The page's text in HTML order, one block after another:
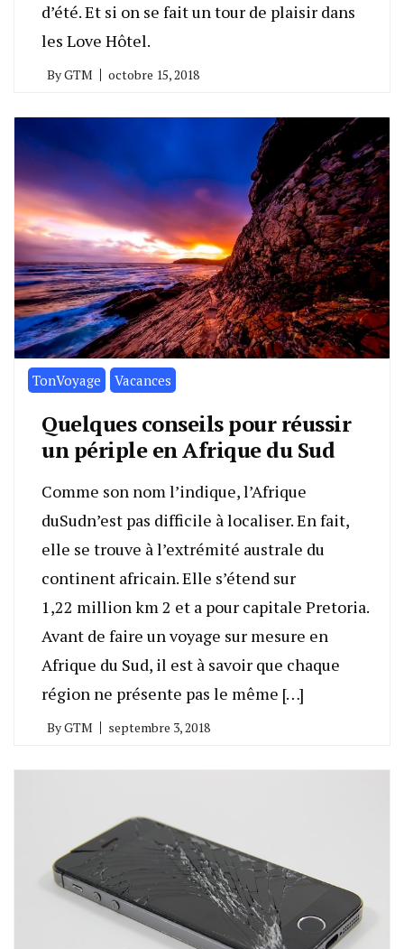
d’été. Et si on se fait un tour de plaisir dans
les Love Hôtel.
ByGTM octobre 15, 2018
TonVoyage Vacances
Quelques conseils pour réussir
un périple en Afrique du Sud
Comme son nom l’indique, l’Afrique
duSudn’est pas difficile à localiser. En fait,
elle se trouve à l’extrémité australe du
continent africain. Elle s’étend sur
1,22 million km 2 et a pour capitale Pretoria.
Avant de faire un voyage sur mesure en
Afrique du Sud, il est à savoir que chaque
région ne présente pas le même […]
ByGTM septembre 3, 2018